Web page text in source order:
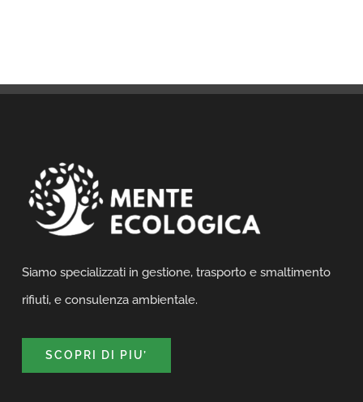
Siamo specializzati in gestione, trasporto e smaltimento
rifiuti, e consulenza ambientale.
SCOPRI DI PIU’